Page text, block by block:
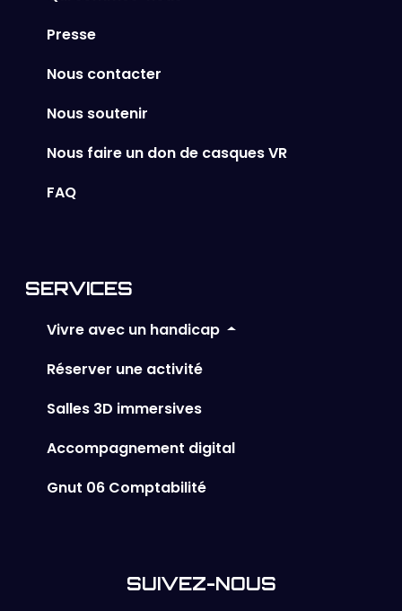
Presse
Nous contacter
Nous soutenir
Nous faire un don de casques VR
FAQ
SERVICES
Vivre avec un handicap
Réserver une activité
Salles 3D immersives
Accompagnement digital
Gnut 06 Comptabilité
SUIVEZ-NOUS